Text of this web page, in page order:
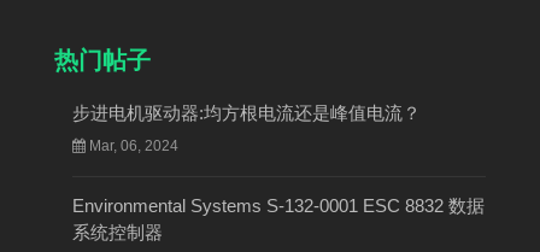
热门帖子
步进电机驱动器:均方根电流还是峰值电流？
Mar, 06, 2024
Environmental Systems S-132-0001 ESC 8832 数据
系统控制器